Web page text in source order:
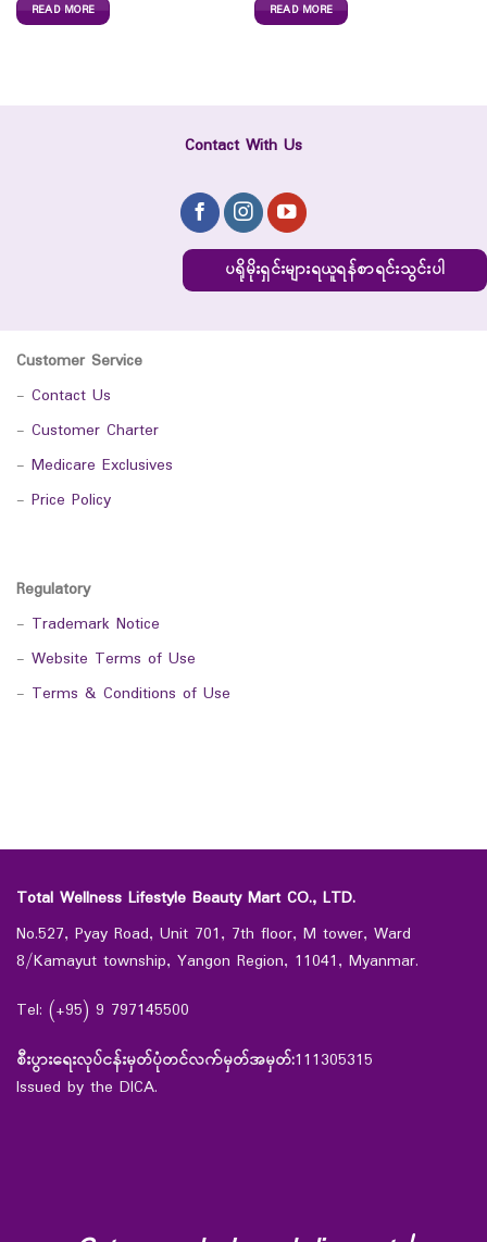
READ MORE READ MORE
Contact With Us
ပရိုမိုးရှင်းများရယူရန်စာရင်းသွင်းပါ
Customer Service
- Contact Us
- Customer Charter
- Medicare Exclusives
- Price Policy
Regulatory
- Trademark Notice
- Website Terms of Use
- Terms & Conditions of Use
Total Wellness Lifestyle Beauty Mart CO., LTD.
No.527, Pyay Road, Unit 701, 7th floor, M tower, Ward
8/Kamayut township, Yangon Region, 11041, Myanmar.
Tel: (+95) 9 797145500
စီးပွားရေးလုပ်ငန်းမှတ်ပုံတင်လက်မှတ်အမှတ်:111305315
Issued by the DICA.